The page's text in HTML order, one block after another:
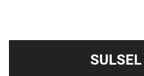
SULSEL